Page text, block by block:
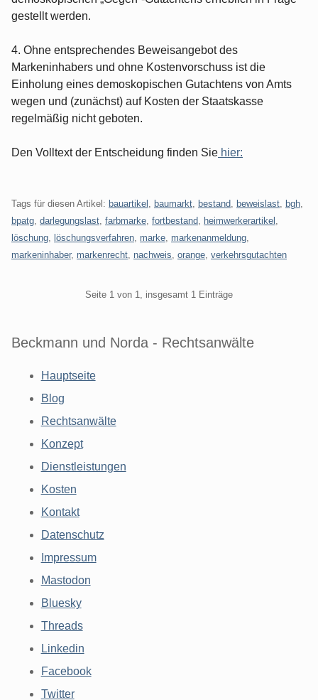
gestellt werden.
4. Ohne entsprechendes Beweisangebot des
Markeninhabers und ohne Kostenvorschuss ist die
Einholung eines demoskopischen Gutachtens von Amts
wegen und (zunächst) auf Kosten der Staatskasse
regelmäßig nicht geboten.
Den Volltext der Entscheidung finden Sie hier:
Tags für diesen Artikel: bauartikel baumarkt bestand beweislast bgh
bpatg darlegungslast farbmarke fortbestand heimwerkerartikel
löschung
löschungsverfahren marke markenanmeldung
markeninhaber, markenrecht nachweis orange verkehrsgutachten
Seite 1 von 1, insgesamt 1 Einträge
Beckmann und Norda - Rechtsanwälte
Hauptseite
Blog
Rechtsanwälte
Konzept
Dienstleistungen
Kosten
Kontakt
Datenschutz
Impressum
Mastodon
Bluesky
Threads
Linkedin
Facebook
Twitter